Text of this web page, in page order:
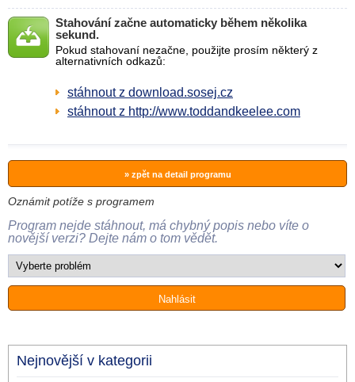
Stahování začne automaticky během několika
sekund.
Pokud stahovaní nezačne, použijte prosím některý z
alternativních odkazů:
stáhnout z download.sosej.cz
stáhnout z http://www.toddandkeelee.com
» zpět na detail programu
Oznámit potíže s programem
Program nejde stáhnout, má chybný popis nebo víte o
novější verzi? Dejte nám o tom vědět.
Nejnovější v kategorii